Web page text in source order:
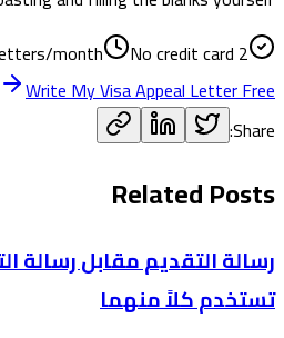
2 free letters/month
No credit card
Write My Visa Appeal Letter Free
Share:
Related Posts
رسالة التقديم مقابل رسالة
تستخدم كلاً منهما